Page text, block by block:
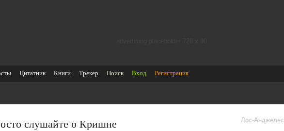
Цитатник Книги Трекер Поиск Вход Регистрация
слушайте о Кришне Лос-Анджелес